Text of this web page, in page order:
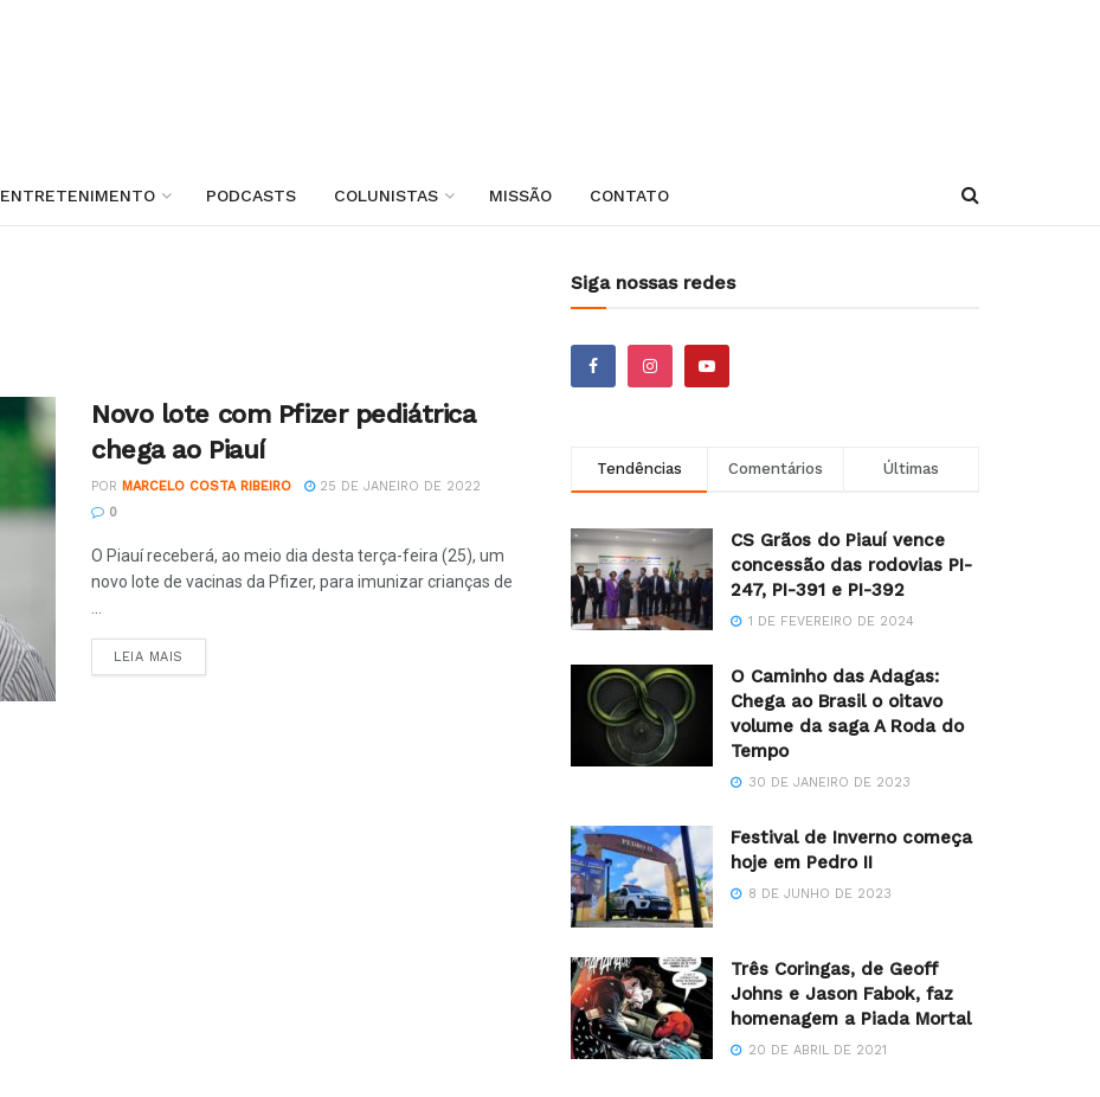
ENTRETENIMENTO PODCASTS COLUNISTAS MISSÃO CONTATO
Novo lote com Pfizer pediátrica
chega ao Piauí
POR MARCELO COSTA RIBEIRO
25 DE JANEIRO DE 2022
0
O Piauí receberá, ao meio dia desta terça-feira (25), um
novo lote de vacinas da Pfizer, para imunizar crianças de
LEIA MAIS
Siga nossas redes
Tendências Comentários Últimas
CS Grãos do Piauí vence
concessão das rodovias PI-
247, PI-391 e PI-392
1 DE FEVEREIRO DE 2024
O Caminho das Adagas:
Chega ao Brasil o oitavo
volume da saga A Roda do
Tempo
30 DE JANEIRO DE 2023
Festival de Inverno começa
hoje em Pedro II
8 DE JUNHO DE 2023
Três Coringas, de Geoff
Johns e Jason Fabok, faz
homenagem a Piada Mortal
20 DE ABRIL DE 2021